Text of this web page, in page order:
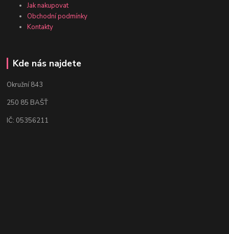
Jak nakupovat
Obchodní podmínky
Kontakty
Kde nás najdete
Okružní 843
250 85 BAŠŤ
IČ: 05356211